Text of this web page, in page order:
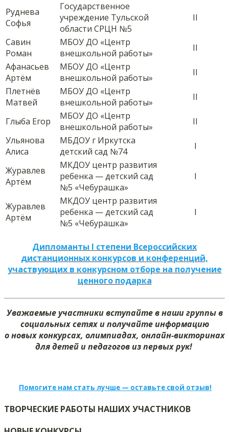
Руднева
Софья
Государственное
учреждение Тульской
области СРЦН №5
II
Савин
Роман
МБОУ ДО «Центр
внешкольной работы»
II
Афанасьев
Артём
МБОУ ДО «Центр
внешкольной работы»
II
Плетнёв
Матвей
МБОУ ДО «Центр
внешкольной работы»
II
Глыба Егор
МБОУ ДО «Центр
внешкольной работы»
II
Ульянова
Алиса
МБДОУ г Иркутска
детский сад №74
I
Журавлев
Артём
МКДОУ центр развития
ребенка — детский сад
№5 «Чебурашка»
I
Журавлев
Артём
МКДОУ центр развития
ребенка — детский сад
№5 «Чебурашка»
I
Дипломанты I степени Всероссийских
дистанционных конкурсов и конференций,
участвующих в конкурсном отборе на получение
ценного подарка
Уважаемые участники вступайте в наши группы в
социальных сетях и получайте информацию
о новых конкурсах, олимпиадах, онлайн-викторинах
для детей и педагогов из первых рук!
Помогите нам стать лучше — оставьте свой отзыв!
ТВОРЧЕСКИЕ РАБОТЫ НАШИХ УЧАСТНИКОВ